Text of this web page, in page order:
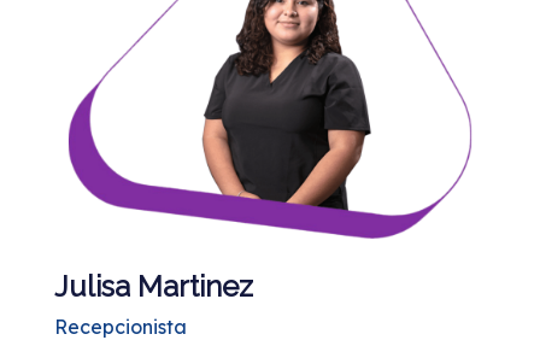
Julisa Martinez
Recepcionista